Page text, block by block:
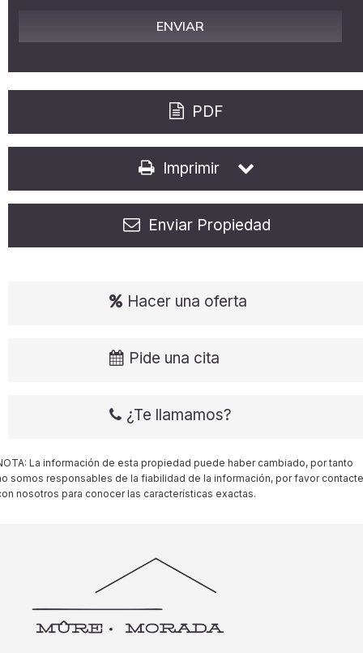
PDF
Imprimir
Enviar Propiedad
Hacer una oferta
Pide una cita
¿Te llamamos?
La información de esta propiedad puede haber cambiado, por tanto
somos responsables de la fiabilidad de la información, por favor contacte
nosotros para conocer las características exactas.